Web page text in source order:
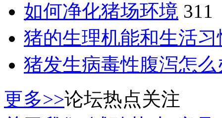
如何净化猪场环境 311
猪的生理机能和生活
猪发生病毒性腹泻怎么
更多>>论坛热点关注